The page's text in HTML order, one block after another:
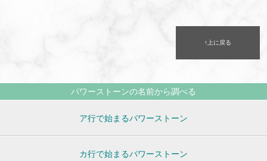
↑上に戻る
パワーストーンの名前から調べる
ア行で始まるパワーストーン
カ行で始まるパワーストーン